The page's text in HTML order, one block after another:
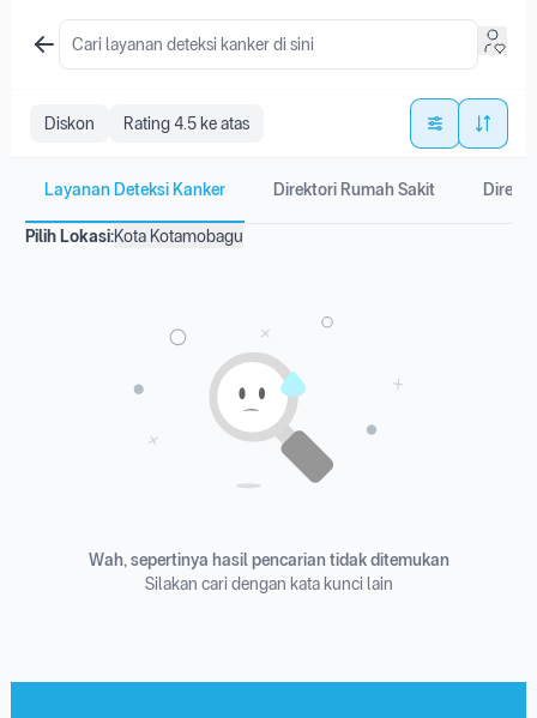
Diskon Rating 4.5 ke atas
Layanan Deteksi Kanker Direktori Rumah Sakit
Pilih Lokasi:Kota Kotamobagu
Wah, sepertinya hasil pencarian tidak ditemukan
Silakan cari dengan kata kunci lain